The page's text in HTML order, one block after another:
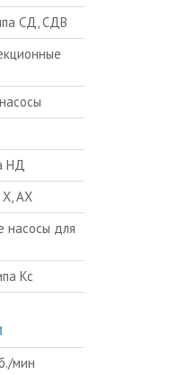
СД, СДВ
НД
Х, АХ
Кс
мин